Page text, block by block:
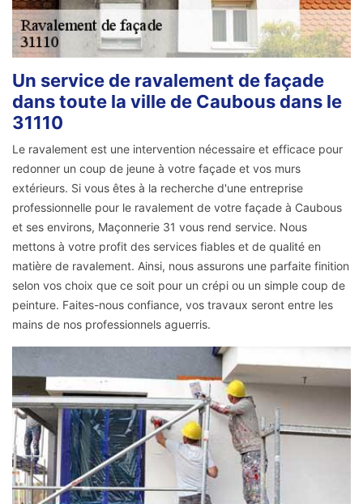
Un service de ravalement de façade
dans toute la ville de Caubous dans le
31110
Le ravalement est une intervention nécessaire et efficace pour
redonner un coup de jeune à votre façade et vos murs
extérieurs. Si vous êtes à la recherche d'une entreprise
professionnelle pour le ravalement de votre façade à Caubous
et ses environs, Maçonnerie 31 vous rend service. Nous
mettons à votre profit des services fiables et de qualité en
matière de ravalement. Ainsi, nous assurons une parfaite finition
selon vos choix que ce soit pour un crépi ou un simple coup de
peinture. Faites-nous confiance, vos travaux seront entre les
mains de nos professionnels aguerris.